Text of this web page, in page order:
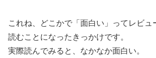
これね、どこかで「面白い」ってレビュ
読むことになったきっかけです。
実際読んでみると、なかなか面白い。